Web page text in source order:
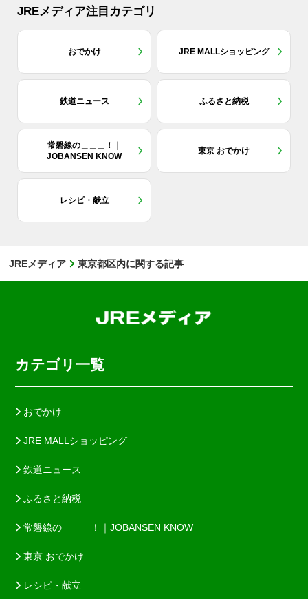
JREメディア注目カテゴリ
おでかけ JRE MALLショッピング
鉄道ニュース ふるさと納税
常磐線の＿＿＿！｜
JOBANSEN KNOW
東京 おでかけ
レシピ・献立
JREメディア 東京都区内に関する記事
カテゴリ一覧
おでかけ
JRE MALLショッピング
鉄道ニュース
ふるさと納税
常磐線の＿＿＿！｜JOBANSEN KNOW
東京 おでかけ
レシピ・献立